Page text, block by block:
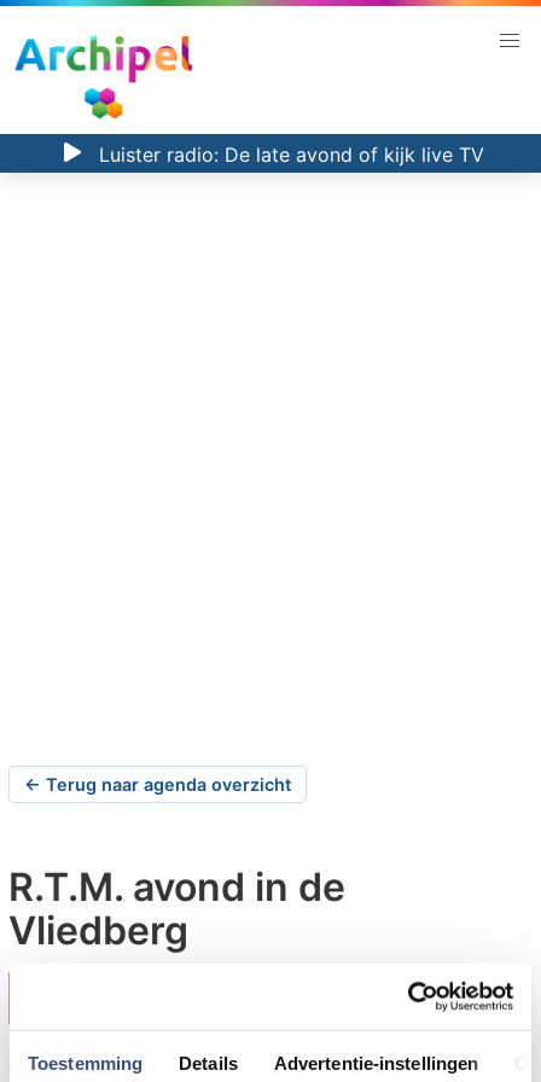
Toestemming Details Advertentie-instellingen
Luister radio: De late avond of kijk live TV
← Terug naar agenda overzicht
R.T.M. avond in de
Vliedberg
Op vrijdag 21 november 2008 geeft Dhr. Maas in de